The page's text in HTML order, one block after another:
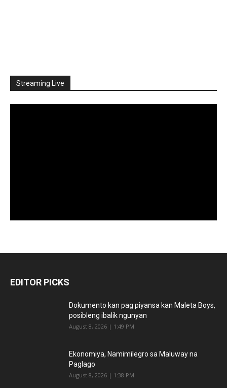
Streaming Live
EDITOR PICKS
Dokumento kan pag piyansa kan Maleta Boys,
posibleng ibalik ngunyan
August 8, 2026 | 1:49 PM
Ekonomiya, Namimilegro sa Maluway na
Paglago
August 8, 2026 | 1:38 PM